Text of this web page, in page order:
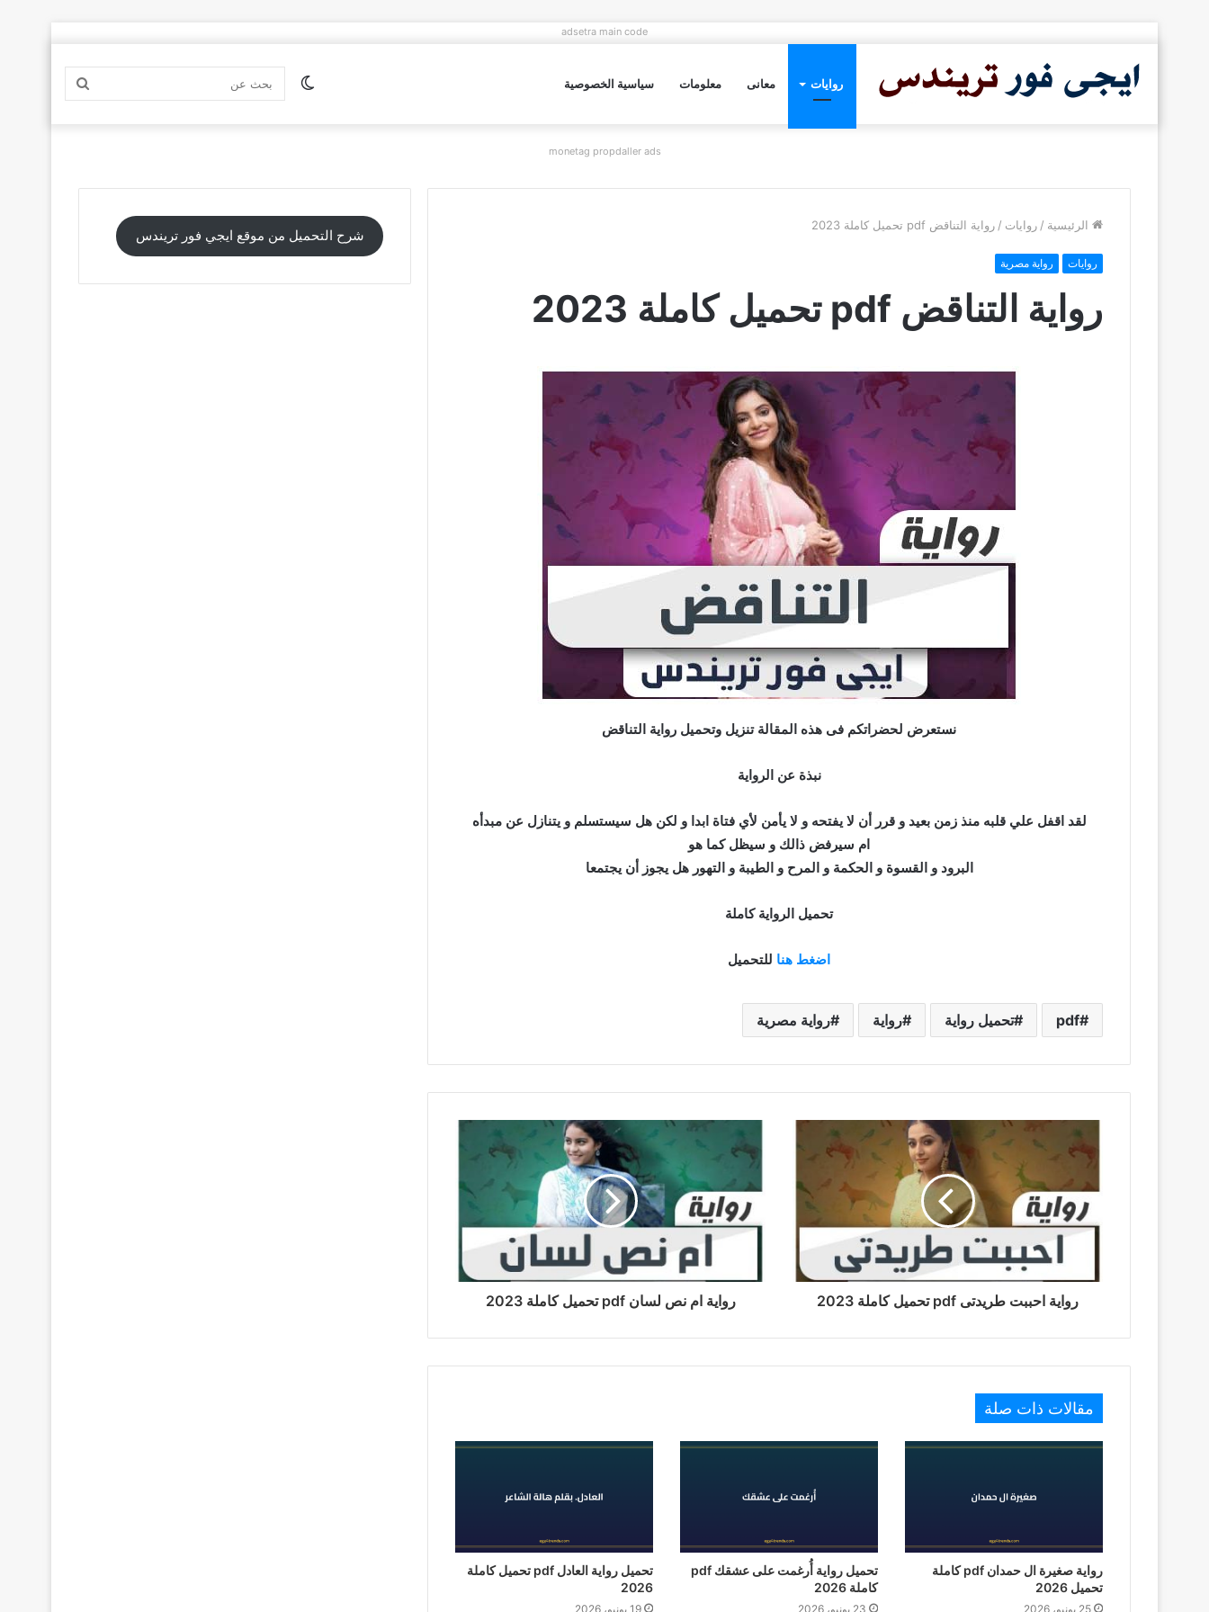
adsetra main code
روايات معانى معلومات سياسية الخصوصية بحث الوضع
monetag propdaller ads
الرئيسية / روايات / رواية التناقض pdf تحميل كاملة 2023
روايات رواية مصرية
رواية التناقض pdf تحميل كاملة 2023
نستعرض لحضراتكم فى هذه المقالة تنزيل وتحميل رواية التناقض
نبذة عن الرواية
لقد اقفل علي قلبه منذ زمن بعيد و قرر أن لا يفتحه و لا يأمن لأي فتاة ابدا و لكن هل سيستسلم و يتنازل عن مبدأه
ام سيرفض ذالك و سيظل كما هو
البرود و القسوة و الحكمة و المرح و الطيبة و التهور هل يجوز أن يجتمعا
تحميل الرواية كاملة
اضغط هنا للتحميل
pdf تحميل رواية رواية رواية مصرية
رواية احببت طريدتى pdf تحميل كاملة 2023 رواية ام نص لسان pdf تحميل كاملة 2023
مقالات ذات صلة
رواية صغيرة ال حمدان pdf كاملة
تحميل 2026
25 يونيو، 2026
تحميل رواية أُرغمت على عشقك pdf
كاملة 2026
23 يونيو، 2026
تحميل رواية العادل pdf تحميل كاملة
2026
19 يونيو، 2026
شرح التحميل من موقع ايجي فور تريندس